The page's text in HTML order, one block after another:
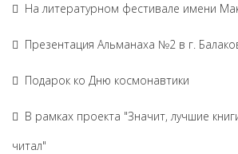
На литературном фестивале имени
Презентация Альманаха №2 в г.
Подарок ко Дню космонавтики
В рамках проекта "Значит, лучшие
читал"